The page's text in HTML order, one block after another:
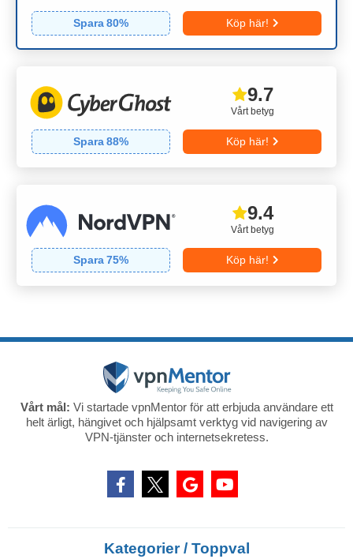
Spara80% Köp här!
Vårt betyg
9.7
Spara88% Köp här!
Vårt betyg
9.4
Spara75% Köp här!
Vårt mål: Vi startade vpnMentor för att erbjuda användare ett
helt ärligt, hängivet och hjälpsamt verktyg vid navigering av
VPN-tjänster och internetsekretess.
Kategorier / Toppval